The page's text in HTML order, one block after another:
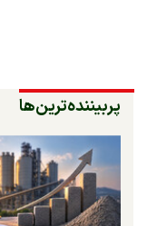
پربیننده‌ترین‌ها